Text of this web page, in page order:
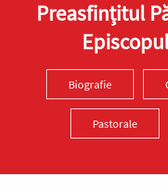
Preasfinţitul
Biografie
Pastorale